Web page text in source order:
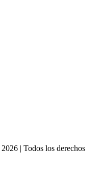
2026 |Todos los derechos